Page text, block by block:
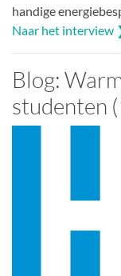
handige
Naar het interview
Blog:
studenten